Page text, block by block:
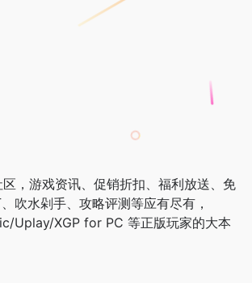
，游戏资讯、促销折扣、福利放送、免
吹水剁手、攻略评测等应有尽有，
Uplay/XGP for PC 等正版玩家的大本